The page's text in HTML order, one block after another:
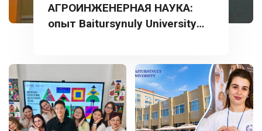
АГРОИНЖЕНЕРНАЯ НАУКА:
опыт Baitursynuly University